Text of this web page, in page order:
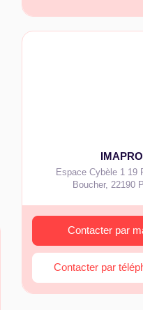
IMAPRO
Espace Cybèle 1 19
Boucher, 22190
Contacter par
Contacter par